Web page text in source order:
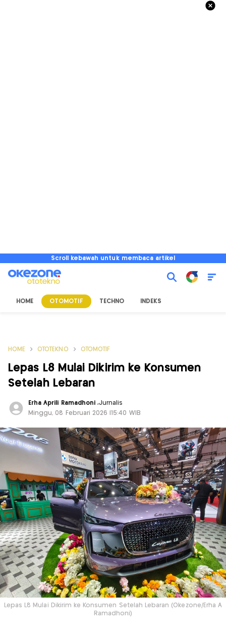
Scroll kebawah untuk membaca artikel
HOME OTOMOTIF TECHNO INDEKS
HOME OTOTEKNO OTOMOTIF
Lepas L8 Mulai Dikirim ke Konsumen
Setelah Lebaran
Erha Aprili Ramadhoni,Jurnalis
Minggu, 08 Februari 2026 |15:40 WIB
Lepas L8 Mulai Dikirim ke Konsumen Setelah Lebaran (Okezone/Erha A
Ramadhoni)